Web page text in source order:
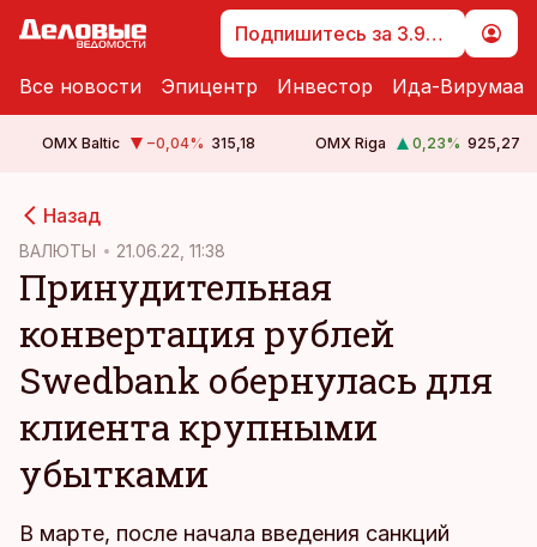
Подпишитесь за 3.99 €
Все новости Эпицентр Инвестор Ида-Вирумаа
OMX Baltic −0,04% 315,18 OMX Riga 0,23% 925,27
Назад
ВАЛЮТЫ 21.06.22, 11:38
Принудительная
конвертация рублей
Swedbank обернулась для
клиента крупными
убытками
В марте, после начала введения санкций